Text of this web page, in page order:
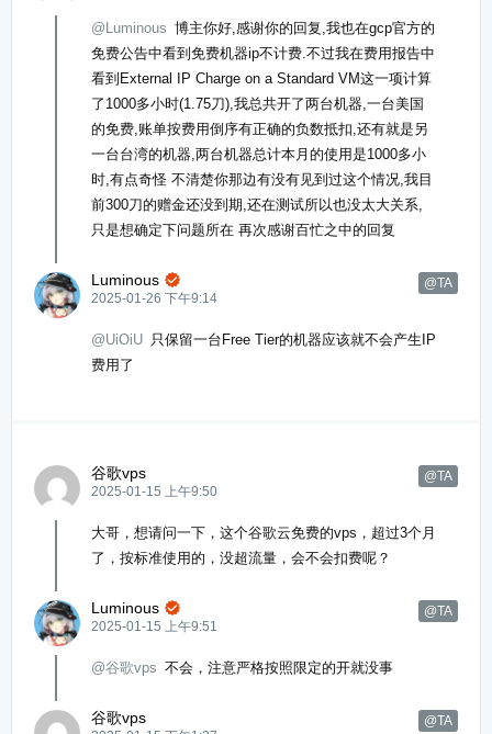
@Luminous 博主你好,感谢你的回复,我也在gcp官方的
免费公告中看到免费机器ip不计费.不过我在费用报告中
看到External IP Charge on a Standard VM这一项计算
了1000多小时(1.75刀),我总共开了两台机器,一台美国
的免费,账单按费用倒序有正确的负数抵扣,还有就是另
一台台湾的机器,两台机器总计本月的使用是1000多小
时,有点奇怪 不清楚你那边有没有见到过这个情况,我目
前300刀的赠金还没到期,还在测试所以也没太大关系,
只是想确定下问题所在 再次感谢百忙之中的回复
Luminous @TA

2025-01-26 下午9:14
@UiOiU 只保留一台Free Tier的机器应该就不会产生IP
费用了
谷歌vps
@TA
2025-01-15 上午9:50
大哥，想请问一下，这个谷歌云免费的vps，超过3个月
了，按标准使用的，没超流量，会不会扣费呢？
Luminous @TA

2025-01-15 上午9:51
@谷歌vps 不会，注意严格按照限定的开就没事
谷歌vps
@TA